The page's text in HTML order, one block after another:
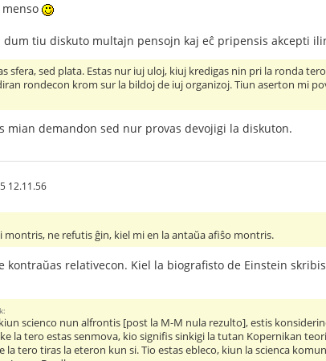
dum tiu diskuto multajn pensojn kaj eĉ pripensis akcepti
sfera, sed plata. Estas nur iuj uloj, kiuj kredigas nin pri la ronda
rondecon krom sur la bildoj de iuj organizoj. Tiun aserton mi
mian demandon sed nur provas devojigi la diskuton.
12.11.56
montris, ne refutis ĝin, kiel mi en la antaŭa afiŝo montris.
kontraŭas relativecon. Kiel la biografisto de Einstein
scienco nun alfrontis [post la M-M nula rezulto], estis
la tero estas senmova, kio signifis sinkigi la tutan Kopernikan
la tero tiras la eteron kun si. Tio estas ebleco, kiun la scienca